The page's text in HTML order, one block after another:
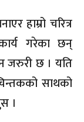
हाम्रो चरित्र
गरेका छन्
जरुरी छ । यति
साथको
।